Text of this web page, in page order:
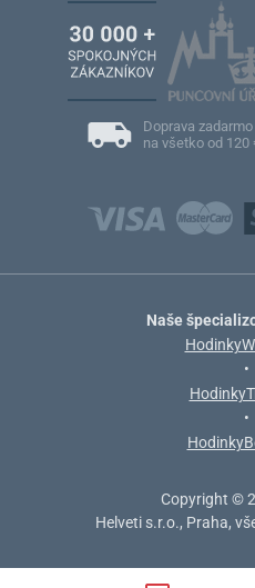
Doprava zadarmo
na všetko od 120
Naše
•
•
Copyright ©
Helveti s.r.o., Praha,